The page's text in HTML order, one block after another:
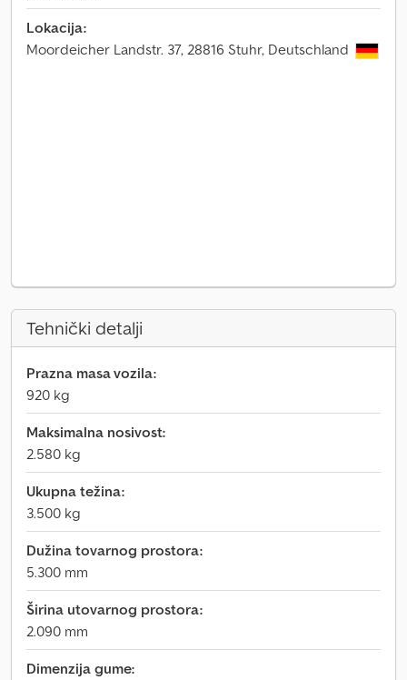
Lokacija:
Moordeicher Landstr. 37, 28816 Stuhr, Deutschland
Tehnički detalji
Prazna masa vozila:
920 kg
Maksimalna nosivost:
2.580 kg
Ukupna težina:
3.500 kg
Dužina tovarnog prostora:
5.300 mm
Širina utovarnog prostora:
2.090 mm
Dimenzija gume: